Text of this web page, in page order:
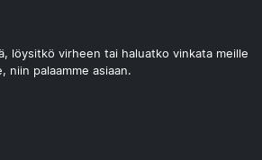
löysitkö virheen tai haluatko vinkata meille
niin palaamme asiaan.